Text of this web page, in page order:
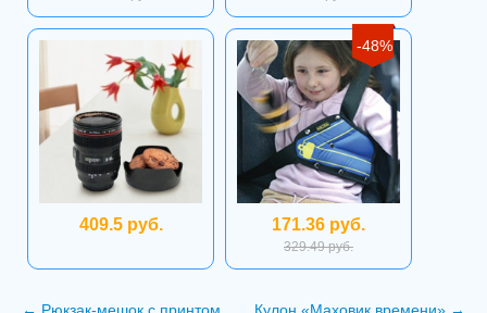
409.5 руб.
-48%
171.36 руб.
329.49 руб.